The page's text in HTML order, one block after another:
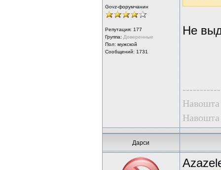
Govz-форумчанин
Репутация: 177
Группа: Доверенные
Пол: мужской
Сообщений: 1731
Не
Навошта
Навошта
Дарси